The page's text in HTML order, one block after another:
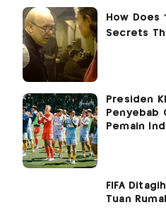
Presiden
Penyebab
Pemain
FIFA
Tuan